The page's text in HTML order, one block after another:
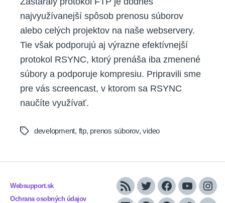
najvyužívanejší spôsob prenosu súborov
alebo celých projektov na naše webservery.
Tie však podporujú aj výrazne efektívnejší
protokol RSYNC, ktorý prenáša iba zmenené
súbory a podporuje kompresiu. Pripravili sme
pre vás screencast, v ktorom sa RSYNC
naučíte využívať.
Tagsdevelopment, ftp, prenos súborov,video
Websupport.sk
Ochrana osobných údajov
RSS TwitterFacebook
YouTube